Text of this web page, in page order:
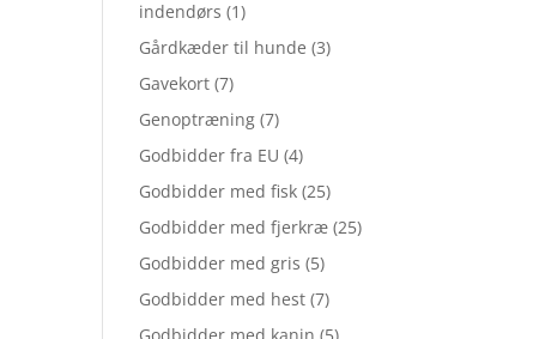
indendørs (1)
Gårdkæder til hunde (3)
Gavekort (7)
Genoptræning (7)
Godbidder fra EU (4)
Godbidder med fisk (25)
Godbidder med fjerkræ (25)
Godbidder med gris (5)
Godbidder med hest (7)